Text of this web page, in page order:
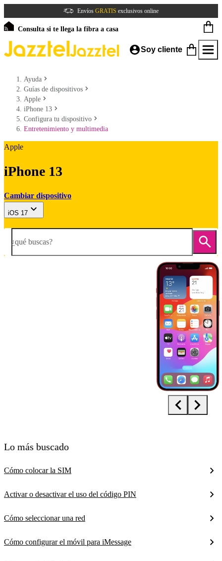
Envíos GRATIS exclusivos online
Consulta si te llega la fibra a casa
Soy cliente
Ayuda
Guías de dispositivos
Apple
iPhone 13
Configura tu dispositivo
Entretenimiento y multimedia
Apple
iPhone 13
Cambiar dispositivo
iOS 17
¿qué buscas?
Lo más buscado
Cómo colocar la SIM
Activar o desactivar el uso del código PIN
Cómo seleccionar una red
Cómo configurar el móvil para iMessage